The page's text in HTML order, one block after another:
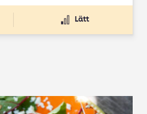
Lätt